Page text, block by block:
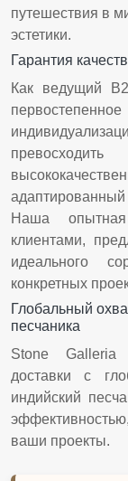
путешествия в
эстетики.
Гарантия
Как ведущий
Наша
клиентами,
идеального
конкретных
Глобальный
песчаника
Stone Galleria
доставки с
индийский
ваши проекты.